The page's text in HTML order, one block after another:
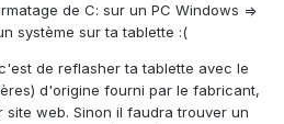
de C: sur un PC Windows =>
système sur ta tablette :(
de reflasher ta tablette avec le
d'origine fourni par le fabricant,
web. Sinon il faudra trouver un